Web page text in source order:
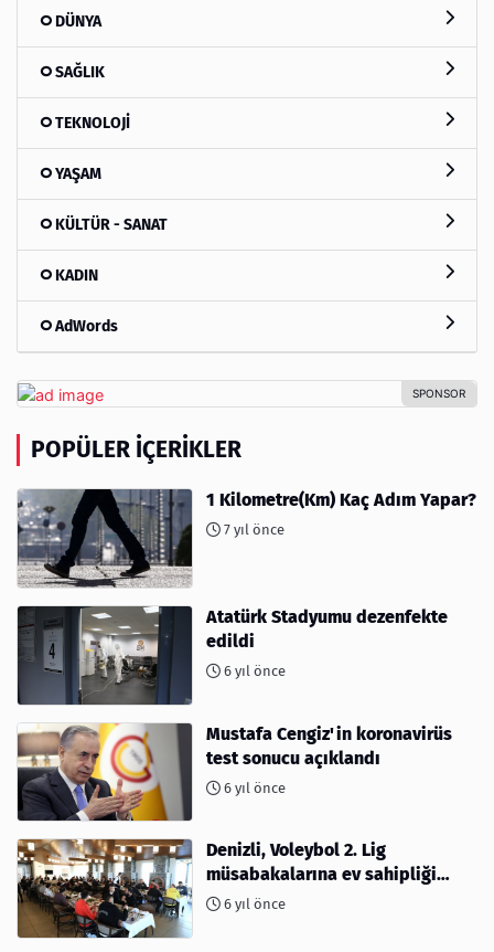
DÜNYA
SAĞLIK
TEKNOLOJİ
YAŞAM
KÜLTÜR - SANAT
KADIN
AdWords
POPÜLER İÇERIKLER
1 Kilometre(Km) Kaç Adım Yapar?
7 yıl önce
Atatürk Stadyumu dezenfekte
edildi
6 yıl önce
Mustafa Cengiz'in koronavirüs
test sonucu açıklandı
6 yıl önce
Denizli, Voleybol 2. Lig
müsabakalarına ev sahipliği
yapıyor
6 yıl önce